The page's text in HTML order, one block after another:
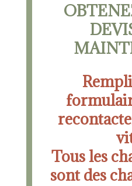
Tous les
sont des